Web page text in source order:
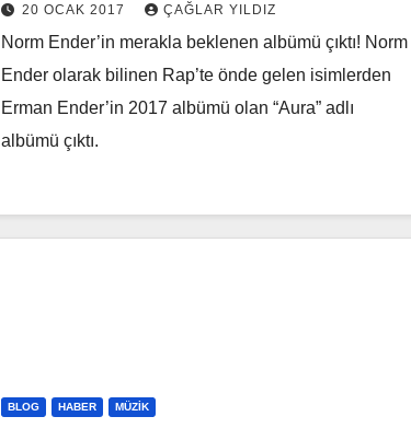
20 OCAK 2017 ÇAĞLAR YILDIZ
Norm Ender’in merakla beklenen albümü çıktı! Norm
Ender olarak bilinen Rap’te önde gelen isimlerden
Erman Ender’in 2017 albümü olan “Aura” adlı
albümü çıktı.
BLOG HABER MÜZIK